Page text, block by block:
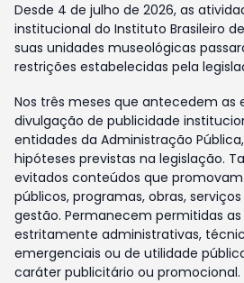
Desde 4 de julho de 2026, as
institucional do Instituto Brasileiro
suas unidades museológicas
restrições estabelecidas pela
Nos três meses que antecedem as
divulgação de publicidade
entidades da Administração
hipóteses previstas na legislação.
evitados conteúdos que
públicos, programas, obras,
gestão. Permanecem permitidas
estritamente administrativas,
emergenciais ou de utilidade
caráter publicitário ou promocional.